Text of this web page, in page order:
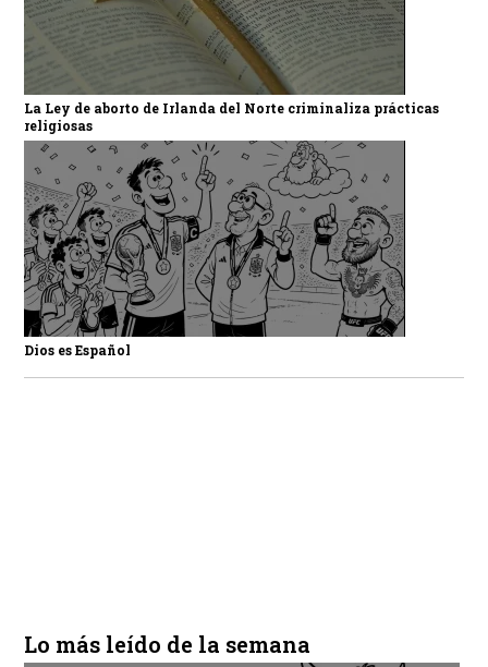
La Ley de aborto de Irlanda del Norte criminaliza prácticas
religiosas
Dios es Español
Lo más leído de la semana